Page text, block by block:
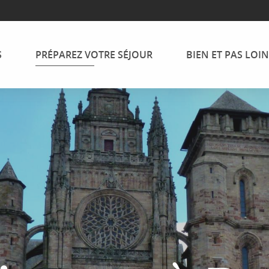
PRÉPAREZ VOTRE SÉJOUR BIEN ET PAS LOIN